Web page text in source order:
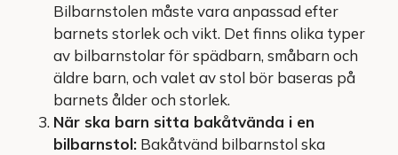
Bilbarnstolen måste vara anpassad efter
barnets storlek och vikt. Det finns olika typer
av bilbarnstolar för spädbarn, småbarn och
äldre barn, och valet av stol bör baseras på
barnets ålder och storlek.
När ska barn sitta bakåtvända i en
bilbarnstol: Bakåtvänd bilbarnstol ska